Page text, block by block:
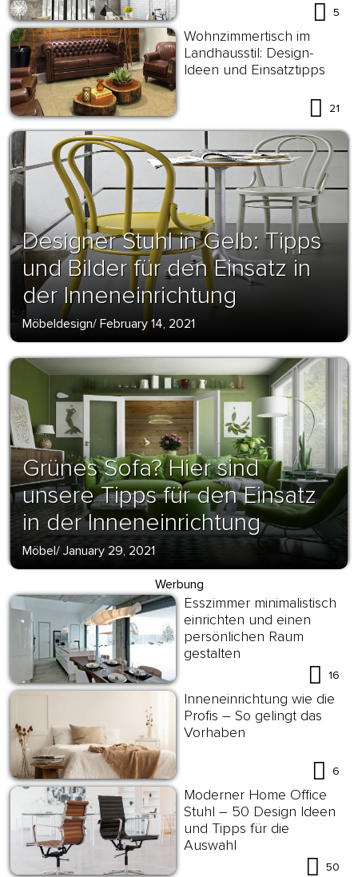
5
Wohnzimmertisch im
Landhausstil: Design-
Ideen und Einsatztipps
21
Designer Stuhl in Gelb: Tipps
und Bilder für den Einsatz in
der Inneneinrichtung
Möbeldesign/ February 14, 2021
Grünes Sofa? Hier sind
unsere Tipps für den Einsatz
in der Inneneinrichtung
Möbel/ January 29, 2021
Werbung
Esszimmer minimalistisch
einrichten und einen
persönlichen Raum
gestalten
16
Inneneinrichtung wie die
Profis – So gelingt das
Vorhaben
6
Moderner Home Office
Stuhl – 50 Design Ideen
und Tipps für die
Auswahl
50